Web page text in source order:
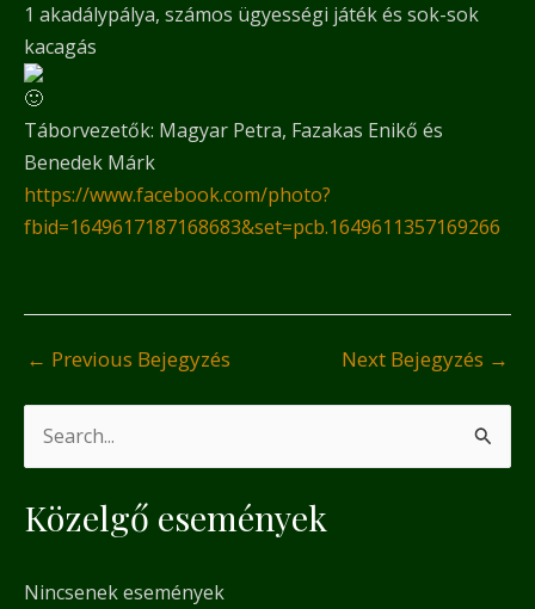
1 akadálypálya, számos ügyességi játék és sok-sok
kacagás
Táborvezetők: Magyar Petra, Fazakas Enikő és
Benedek Márk
https://www.facebook.com/photo?
fbid=1649617187168683&set=pcb.1649611357169266
← Previous Bejegyzés Next Bejegyzés →
a
c
Közelgő események
Nincsenek események